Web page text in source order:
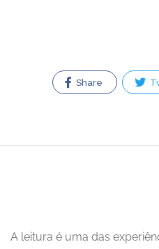
Share
A leitura é uma das